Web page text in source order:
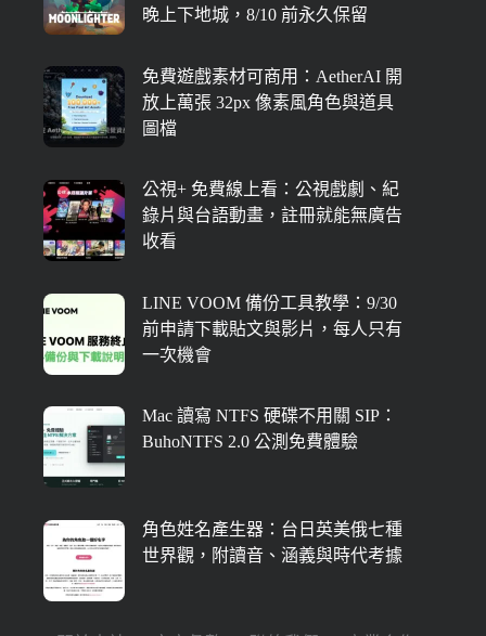
晚上下地城，8/10 前永久保留
免費遊戲素材可商用：AetherAI 開
放上萬張 32px 像素風角色與道具
圖檔
公視+ 免費線上看：公視戲劇、紀
錄片與台語動畫，註冊就能無廣告
收看
LINE VOOM 備份工具教學：9/30
前申請下載貼文與影片，每人只有
一次機會
Mac 讀寫 NTFS 硬碟不用關 SIP：
BuhoNTFS 2.0 公測免費體驗
角色姓名產生器：台日英美俄七種
世界觀，附讀音、涵義與時代考據